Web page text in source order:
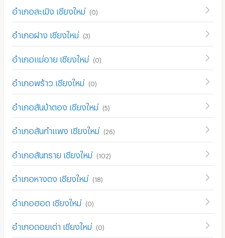
อำเภอสะเมิง เชียงใหม่ (0)
อำเภอฝาง เชียงใหม่ (3)
อำเภอแม่อาย เชียงใหม่ (0)
อำเภอพร้าว เชียงใหม่ (0)
อำเภอสันป่าตอง เชียงใหม่ (5)
อำเภอสันกำแพง เชียงใหม่ (26)
อำเภอสันทราย เชียงใหม่ (102)
อำเภอหางดง เชียงใหม่ (18)
อำเภอฮอด เชียงใหม่ (0)
อำเภอดอยเต่า เชียงใหม่ (0)